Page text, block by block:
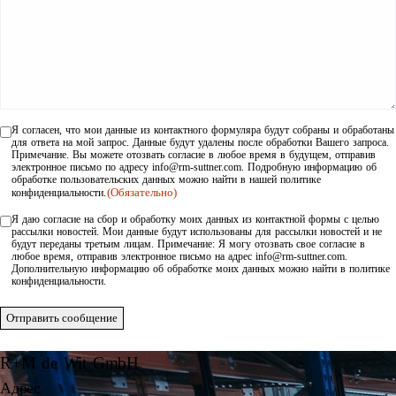
Einwilligung(Обязательно)
Я согласен, что мои данные из контактного формуляра будут собраны и обработаны
для ответа на мой запрос. Данные будут удалены после обработки Вашего запроса.
Примечание. Вы можете отозвать согласие в любое время в будущем, отправив
электронное письмо по адресу info@rm-suttner.com. Подробную информацию об
обработке пользовательских данных можно найти в нашей политике
конфиденциальности.(Обязательно)
Einwilligung
Я даю согласие на сбор и обработку моих данных из контактной формы с целью
рассылки новостей. Мои данные будут использованы для рассылки новостей и не
будут переданы третьим лицам. Примечание: Я могу отозвать свое согласие в
любое время, отправив электронное письмо на адрес info@rm-suttner.com.
Дополнительную информацию об обработке моих данных можно найти в политике
конфиденциальности.
Отправить сообщение
R+M de Wit GmbH
Адрес